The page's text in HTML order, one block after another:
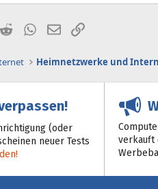
RedditWhatsApp
E-MailLink
Heimnetzwerke und
(oder
neuer Tests
verkauft